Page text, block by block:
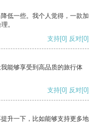
低一些。我个人觉得，一款加
。
支持[0] 反对[0]
能够享受到高品质的旅行体
支持[0] 反对[0]
升一下，比如能够支持更多地